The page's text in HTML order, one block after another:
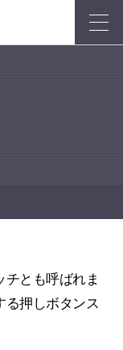
とも呼ばれま
る押しボタンス